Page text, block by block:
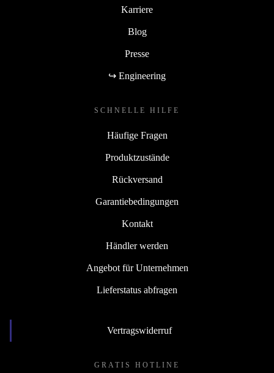
Karriere
Blog
Presse
↪ Engineering
SCHNELLE HILFE
Häufige Fragen
Produktzustände
Rückversand
Garantiebedingungen
Kontakt
Händler werden
Angebot für Unternehmen
Lieferstatus abfragen
Vertragswiderruf
GRATIS HOTLINE